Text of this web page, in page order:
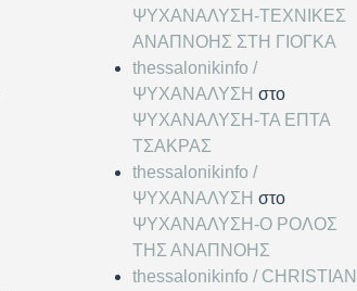
ΨΥΧΑΝΑΛΥΣΗ-ΤΕΧΝΙΚΕΣ
ΑΝΑΠΝΟΗΣ ΣΤΗ ΓΙΟΓΚΑ
thessalonikinfo /
ΨΥΧΑΝΑΛΥΣΗ στο
ΨΥΧΑΝΑΛΥΣΗ-ΤΑ ΕΠΤΑ
ΤΣΑΚΡΑΣ
thessalonikinfo /
ΨΥΧΑΝΑΛΥΣΗ στο
ΨΥΧΑΝΑΛΥΣΗ-Ο ΡΟΛΟΣ
ΤΗΣ ΑΝΑΠΝΟΗΣ
thessalonikinfo / CHRISTIAN